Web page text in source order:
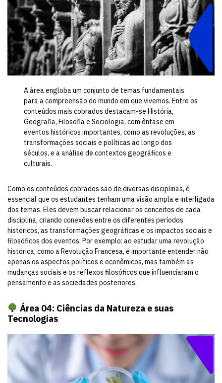
A área engloba um conjunto de temas fundamentais
para a compreensão do mundo em que vivemos. Entre os
conteúdos mais cobrados destacam-se História,
Geografia, Filosofia e Sociologia, com ênfase em
eventos históricos importantes, como as revoluções, as
transformações sociais e políticas ao longo dos
séculos, e a análise de contextos geográficos e
culturais.
Como os conteúdos cobrados são de diversas disciplinas, é
essencial que os estudantes tenham uma visão ampla e interligada
dos temas. Eles devem buscar relacionar os conceitos de cada
disciplina, criando conexões entre os diferentes períodos
históricos, as transformações geográficas e os impactos sociais e
filosóficos dos eventos. Por exemplo: ao estudar uma revolução
histórica, como a Revolução Francesa, é importante entender não
apenas os aspectos políticos e econômicos, mas também as
mudanças sociais e os reflexos filosóficos que influenciaram o
pensamento e as sociedades posteriores.
Área 04: Ciências da Natureza e suas
Tecnologias